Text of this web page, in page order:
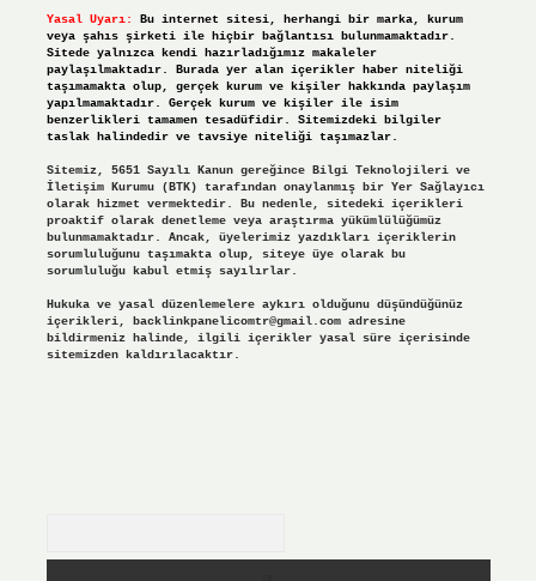
Yasal Uyarı:
Bu internet sitesi, herhangi bir marka, kurum
veya şahıs şirketi ile hiçbir bağlantısı bulunmamaktadır.
Sitede yalnızca kendi hazırladığımız makaleler
paylaşılmaktadır. Burada yer alan içerikler haber niteliği
taşımamakta olup, gerçek kurum ve kişiler hakkında paylaşım
yapılmamaktadır. Gerçek kurum ve kişiler ile isim
benzerlikleri tamamen tesadüfidir. Sitemizdeki bilgiler
taslak halindedir ve tavsiye niteliği taşımazlar.
Sitemiz, 5651 Sayılı Kanun gereğince Bilgi Teknolojileri ve
İletişim Kurumu (BTK) tarafından onaylanmış bir Yer Sağlayıcı
olarak hizmet vermektedir. Bu nedenle, sitedeki içerikleri
proaktif olarak denetleme veya araştırma yükümlülüğümüz
bulunmamaktadır. Ancak, üyelerimiz yazdıkları içeriklerin
sorumluluğunu taşımakta olup, siteye üye olarak bu
sorumluluğu kabul etmiş sayılırlar.
Hukuka ve yasal düzenlemelere aykırı olduğunu düşündüğünüz
içerikleri, backlinkpanelicomtr@gmail.comadresine
bildirmeniz halinde, ilgili içerikler yasal süre içerisinde
sitemizden kaldırılacaktır.